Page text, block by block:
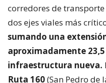
corredores de
dos ejes viales más
sumando una
aproximadamente
infraestructura nueva.
Ruta 160(San Pedro de